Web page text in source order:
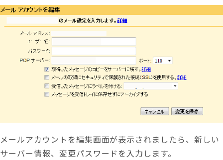
メールアカウントを編集画面が表示されましたら、新しい
サーバー情報、変更パスワードを入力します。